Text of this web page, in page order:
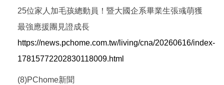
25位家人加毛孩總動員！暨大國企系畢業生張彧萌獲
最強應援團見證成長
https://news.pchome.com.tw/living/cna/20260616/index-
17815772202830118009.html
(8)PChome新聞